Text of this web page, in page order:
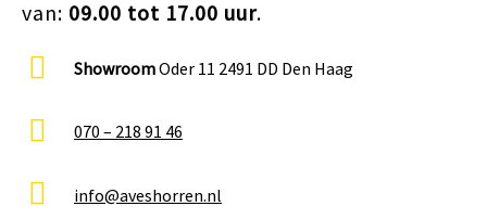
van: 09.00 tot 17.00 uur.
ShowroomOder 11 2491 DD Den Haag
070 – 218 91 46
info@aveshorren.nl